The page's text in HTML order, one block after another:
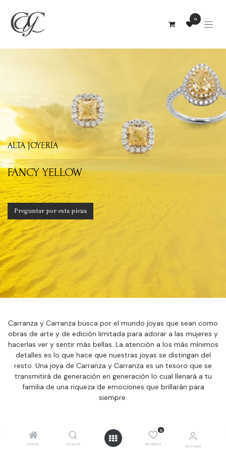
Home Search
0
Wishlist Account
0
ALTA JOYERÍA
FANCY YELLOW
Preguntar por esta pieza
Carranza y Carranza busca por el mundo joyas que sean como
obras de arte y de edición limitada para adorar a las mujeres y
hacerlas ver y sentir más bellas. La atención a los más mínimos
detalles es lo que hace que nuestras joyas se distingan del
resto. Una joya de Carranza y Carranza es un tesoro que se
transmitirá de generación en generación lo cual llenará a tu
familia de una riqueza de emociones que brillarán para
siempre.